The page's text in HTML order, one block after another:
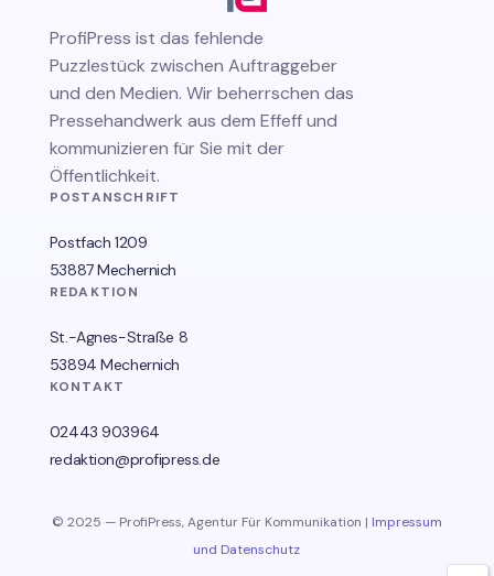
ProfiPress ist das fehlende
Puzzlestück zwischen Auftraggeber
und den Medien. Wir beherrschen das
Pressehandwerk aus dem Effeff und
kommunizieren für Sie mit der
Öffentlichkeit.
POSTANSCHRIFT
Postfach 1209
53887 Mechernich
REDAKTION
St.-Agnes-Straße 8
53894 Mechernich
KONTAKT
02443 903964
redaktion@profipress.de
© 2025 — ProfiPress, Agentur Für Kommunikation | Impressum
und Datenschutz